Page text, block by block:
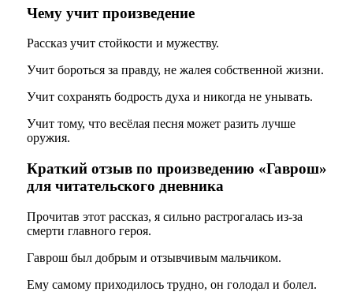
Чему учит произведение
Рассказ учит стойкости и мужеству.
Учит бороться за правду, не жалея собственной жизни.
Учит сохранять бодрость духа и никогда не унывать.
Учит тому, что весёлая песня может разить лучше
оружия.
Краткий отзыв по произведению «Гаврош»
для читательского дневника
Прочитав этот рассказ, я сильно растрогалась из-за
смерти главного героя.
Гаврош был добрым и отзывчивым мальчиком.
Ему самому приходилось трудно, он голодал и болел.